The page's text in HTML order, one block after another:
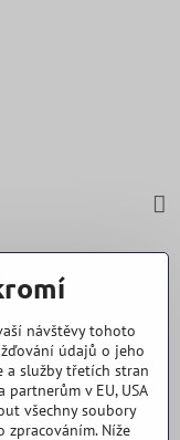
návštěvy tohoto
údajů o jeho
a služby třetích stran
v EU, USA
všechny soubory
Níže